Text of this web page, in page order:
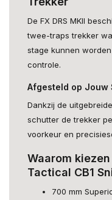
De FX DRS MKII
twee-traps trekker
stage kunnen
controle.
Afgesteld op Jouw
Dankzij de
schutter de trekker
voorkeur en
Waarom kiezen
Tactical CB1
700 mm